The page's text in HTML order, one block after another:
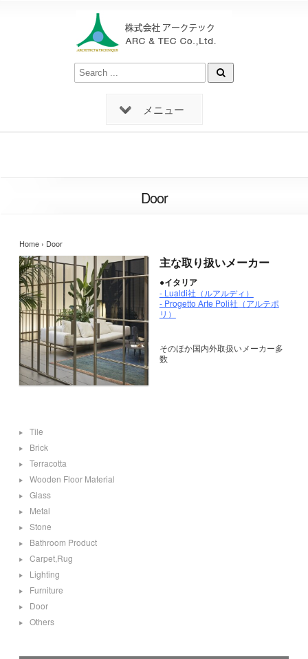
メニュー
Door
Home › Door
主な取り扱いメーカー
●イタリア
- Lualdi社（ルアルディ）
- Progetto Arte Poli社（アルテポ
リ）
そのほか国内外取扱いメーカー多
数
Tile
Brick
Terracotta
Wooden Floor Material
Glass
Metal
Stone
Bathroom Product
Carpet,Rug
Lighting
Furniture
Door
Others